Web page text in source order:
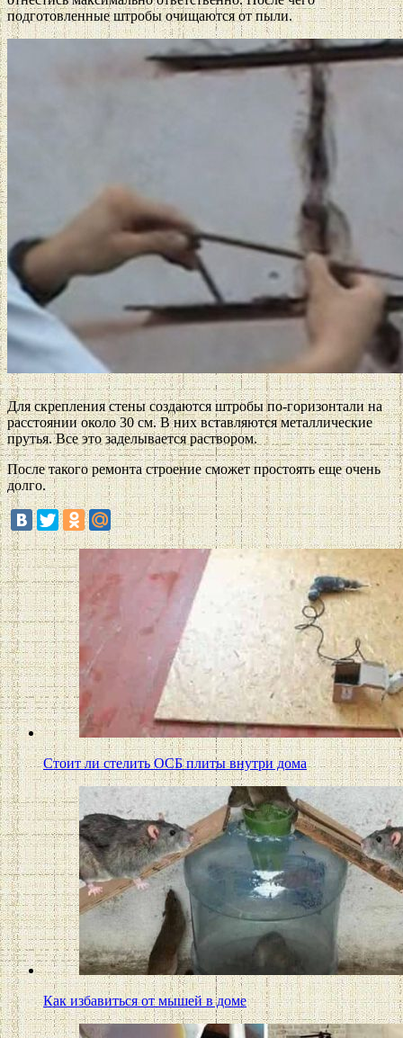
подготовленные штробы очищаются от пыли.
Для скрепления стены создаются штробы по-горизонтали на
расстоянии около 30 см. В них вставляются металлические
прутья. Все это заделывается раствором.
После такого ремонта строение сможет простоять еще очень
долго.
Стоит ли стелить ОСБ плиты внутри дома
Как избавиться от мышей в доме